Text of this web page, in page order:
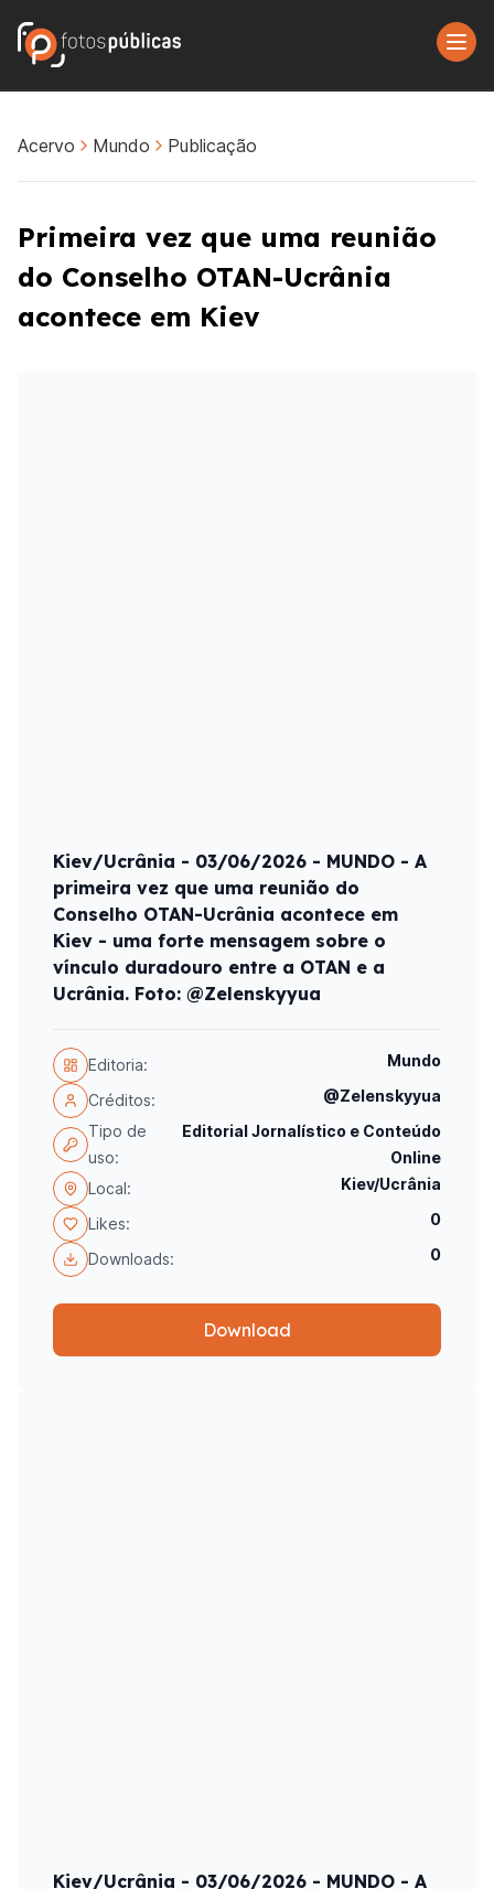
Acervo Mundo Publicação
Primeira vez que uma reunião
do Conselho OTAN-Ucrânia
acontece em Kiev
Kiev/Ucrânia - 03/06/2026 - MUNDO - A
primeira vez que uma reunião do
Conselho OTAN-Ucrânia acontece em
Kiev - uma forte mensagem sobre o
vínculo duradouro entre a OTAN e a
Ucrânia. Foto: @Zelenskyyua
Editoria: Mundo
Créditos:
@Zelenskyyua
Tipo de
uso:
Editorial Jornalístico e Conteúdo
Online
Local:
Kiev/Ucrânia
Likes: 0
Downloads: 0
Download
Kiev/Ucrânia - 03/06/2026 - MUNDO - A